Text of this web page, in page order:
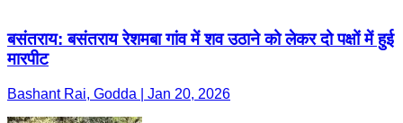
बसंतराय: बसंतराय रेशमबा गांव में शव उठाने को लेकर दो पक्षों में हुई
मारपीट
Bashant Rai, Godda | Jan 20, 2026